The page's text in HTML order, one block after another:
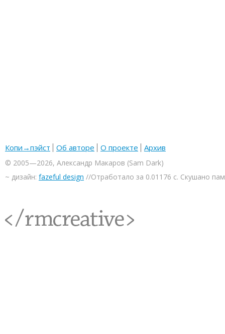
Копи→пэйст Об авторе О проекте Архив
© 2005—2026, Александр Макаров (Sam Dark)
~ дизайн: fazeful design //Отработало за 0.01176 с. Скушано
<rmcreative/>